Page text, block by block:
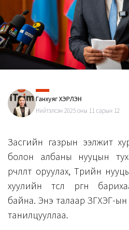
Ганхуяг ХЭРЛЭН
Нийтэлсэн 2025 оны 11 сарын 12
Засгийн газрын ээлжит
болон албаны нууцын
өөрчлөлт оруулах, Төрийн
хуулийн төсөл өргөн
байна. Энэ талаар ЗГХЭГ-
танилцууллаа.